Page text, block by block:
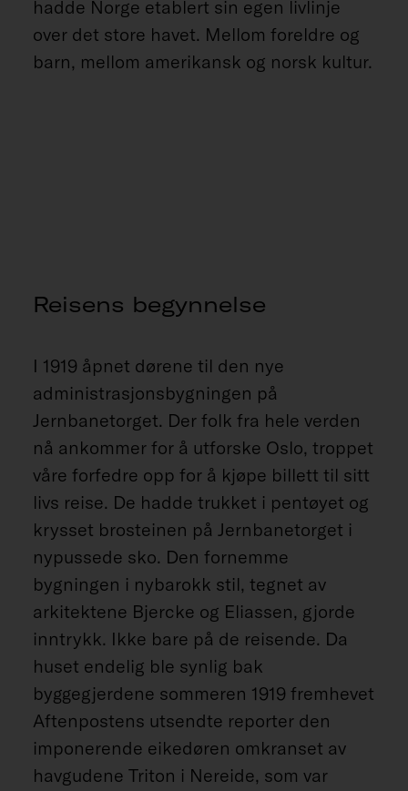
hadde Norge etablert sin egen livlinje
over det store havet. Mellom foreldre og
barn, mellom amerikansk og norsk kultur.
Reisens begynnelse
I 1919 åpnet dørene til den nye
administrasjonsbygningen på
Jernbanetorget. Der folk fra hele verden
nå ankommer for å utforske Oslo, troppet
våre forfedre opp for å kjøpe billett til sitt
livs reise. De hadde trukket i pentøyet og
krysset brosteinen på Jernbanetorget i
nypussede sko. Den fornemme
bygningen i nybarokk stil, tegnet av
arkitektene Bjercke og Eliassen, gjorde
inntrykk. Ikke bare på de reisende. Da
huset endelig ble synlig bak
byggegjerdene sommeren 1919 fremhevet
Aftenpostens utsendte reporter den
imponerende eikedøren omkranset av
havgudene Triton i Nereide, som var